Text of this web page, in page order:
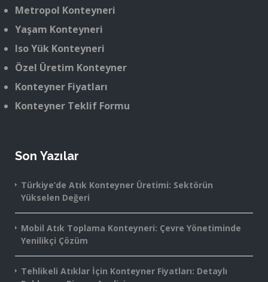
Metropol Konteyneri
Yaşam Konteyneri
Iso Yük Konteyneri
Özel Üretim Konteyner
Konteyner Fiyatları
Konteyner Teklif Formu
Son Yazılar
Türkiye’de Atık Konteyner Üretimi: Sektörün
Yükselen Değeri
Mobil Atık Toplama Konteyneri: Çevre Yönetiminde
Yenilikçi Çözüm
Tehlikeli Atıklar İçin Konteyner Fiyatları: Detaylı